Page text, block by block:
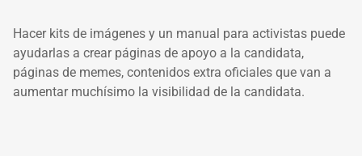
Hacer kits de imágenes y un manual para activistas puede
ayudarlas a crear páginas de apoyo a la candidata,
páginas de memes, contenidos extra oficiales que van a
aumentar muchísimo la visibilidad de la candidata.